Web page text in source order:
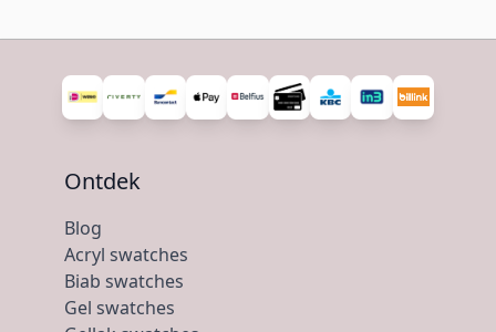
Ontdek
Blog
Acryl swatches
Biab swatches
Gel swatches